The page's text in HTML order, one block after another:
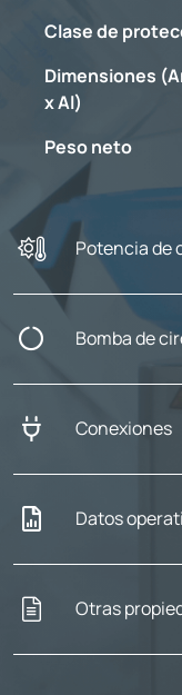
Clase de
Dimensiones
x Al)
Peso neto
Potencia de
Bomba de
Conexiones
Datos
Otras